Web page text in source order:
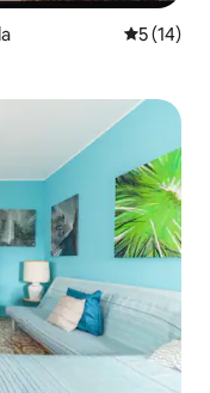
5 (14)